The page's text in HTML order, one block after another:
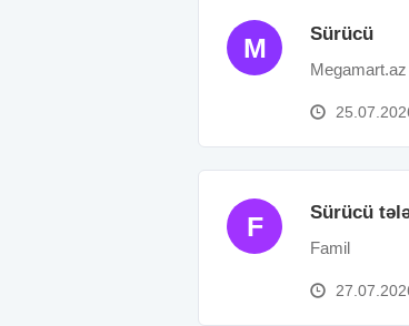
M Sürücü
Megamart.az
F Sürücü
Famil